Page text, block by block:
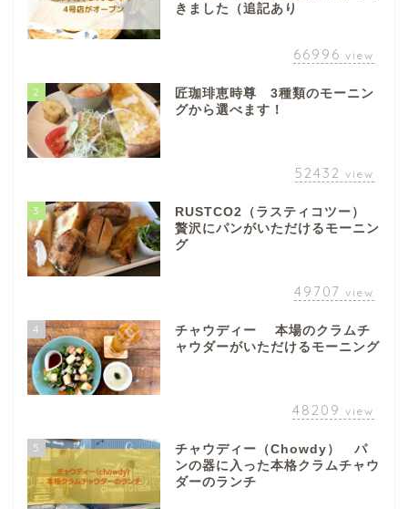
きました（追記あり
66996 view
2
匠珈琲恵時尊 3種類のモーニン
グから選べます！
52432 view
3
RUSTCO2（ラスティコツー）
贅沢にパンがいただけるモーニン
グ
49707 view
4
チャウディー 本場のクラムチ
ャウダーがいただけるモーニング
48209 view
5
チャウディー（Chowdy） パ
ンの器に入った本格クラムチャウ
ダーのランチ